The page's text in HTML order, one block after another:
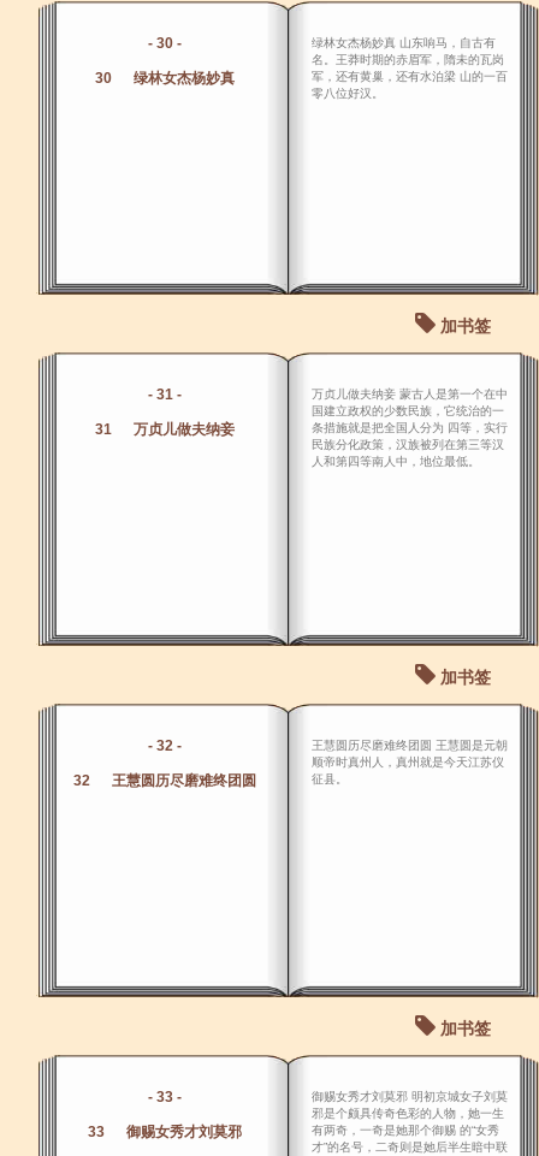
- 30 -
30 绿林女杰杨妙真
绿林女杰杨妙真 山东响马，自古有
名。王莽时期的赤眉军，隋未的瓦岗
军，还有黄巢，还有水泊梁 山的一百
零八位好汉。
加书签
- 31 -
31 万贞儿做夫纳妾
万贞儿做夫纳妾 蒙古人是第一个在中
国建立政权的少数民族，它统治的一
条措施就是把全国人分为 四等，实行
民族分化政策，汉族被列在第三等汉
人和第四等南人中，地位最低。
加书签
- 32 -
32 王慧圆历尽磨难终团圆
王慧圆历尽磨难终团圆 王慧圆是元朝
顺帝时真州人，真州就是今天江苏仪
征县。
加书签
- 33 -
33 御赐女秀才刘莫邪
御赐女秀才刘莫邪 明初京城女子刘莫
邪是个颇具传奇色彩的人物，她一生
有两奇，一奇是她那个御赐 的“女秀
才”的名号，二奇则是她后半生暗中联